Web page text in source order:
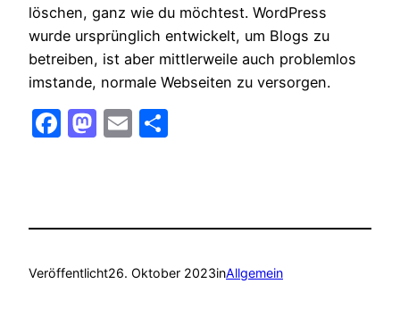
löschen, ganz wie du möchtest. WordPress
wurde ursprünglich entwickelt, um Blogs zu
betreiben, ist aber mittlerweile auch problemlos
imstande, normale Webseiten zu versorgen.
Facebook
Mastodon
Email
Veröffentlicht26. Oktober 2023inAllgemein